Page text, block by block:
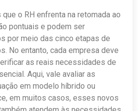
o RH enfrenta na retomada ao
pontuais e podem ser
por meio das cinco etapas de
No entanto, cada empresa deve
as reais necessidades de
Aqui, vale avaliar as
em modelo híbrido ou
em muitos casos, esses novos